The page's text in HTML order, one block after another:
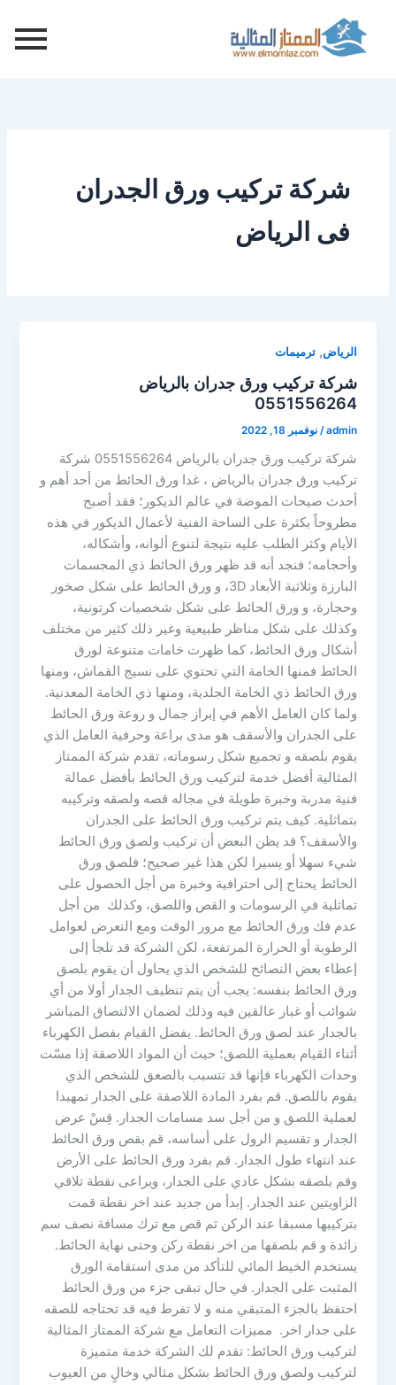
المحتوى
شركة تركيب ورق الجدران
فى الرياض
الرياض,ترميمات
شركة تركيب ورق جدران بالرياض
0551556264
admin
/نوفمبر 18, 2022
شركة تركيب ورق جدران بالرياض 0551556264 شركة
تركيب ورق جدران بالرياض ، غدا ورق الحائط من أحد أهم و
أحدث صيحات الموضة في عالم الديكور؛ فقد أصبح
مطروحاً بكثرة على الساحة الفنية لأعمال الديكور في هذه
الأيام وكثر الطلب عليه نتيجة لتنوع ألوانه، وأشكاله،
وأحجامه؛ فنجد أنه قد ظهر ورق الحائط ذي المجسمات
البارزة وثلاثية الأبعاد 3D، و ورق الحائط على شكل صخور
وحجارة، و ورق الحائط على شكل شخصيات كرتونية،
وكذلك على شكل مناظر طبيعية وغير ذلك كثير من مختلف
أشكال ورق الحائط، كما ظهرت خامات متنوعة لورق
الحائط فمنها الخامة التي تحتوي على نسيج القماش، ومنها
ورق الحائط ذي الخامة الجلدية، ومنها ذي الخامة المعدنية.
ولما كان العامل الأهم في إبراز جمال و روعة ورق الحائط
على الجدران والأسقف هو مدى براعة وحرفية العامل الذي
يقوم بلصقه و تجميع شكل رسوماته، تقدم شركة الممتاز
المثالية أفضل خدمة لتركيب ورق الحائط بأفضل عمالة
فنية مدربة وخبرة طويلة في مجاله قصه ولصقه وتركيبه
بتماثلية. كيف يتم تركيب ورق الحائط على الجدران
والأسقف؟ قد يظن البعض أن تركيب ولصق ورق الحائط
شيء سهلا أو يسيرا لكن هذا غير صحيح؛ فلصق ورق
الحائط يحتاج إلى احترافية وخبرة من أجل الحصول على
تماثلية في الرسومات و القص واللصق، وكذلك من أجل
عدم فك ورق الحائط مع مرور الوقت ومع التعرض لعوامل
الرطوبة أو الحرارة المرتفعة، لكن الشركة قد تلجأ إلى
إعطاء بعض النصائح للشخص الذي يحاول أن يقوم بلصق
ورق الحائط بنفسه: يجب أن يتم تنظيف الجدار أولا من أي
شوائب أو غبار عالقين فيه وذلك لضمان الالتصاق المباشر
بالجدار عند لصق ورق الحائط. يفضل القيام بفصل الكهرباء
أثناء القيام بعملية اللصق؛ حيث أن المواد اللاصقة إذا مسّت
وحدات الكهرباء فإنها قد تتسبب بالصعق للشخص الذي
يقوم باللصق. قم بفرد المادة اللاصقة على الجدار تمهيدا
لعملية اللصق و من أجل سد مسامات الجدار. قِسْ عرض
الجدار و تقسيم الرول على أساسه، قم بقص ورق الحائط
عند انتهاء طول الجدار. قم بفرد ورق الحائط على الأرض
وقم بلصقه بشكل عادي على الجدار، ويراعى نقطة تلاقي
الزاويتين عند الجدار. إبدأ من جديد عند اخر نقطة قمت
بتركيبها مسبقا عند الركن ثم قص مع ترك مسافة نصف سم
زائدة و قم بلصقها من اخر نقطة ركن وحتى نهاية الحائط.
يستخدم الخيط المائي للتأكد من مدى استقامة الورق
المثبت على الجدار. في حال تبقى جزء من ورق الحائط
احتفظ بالجزء المتبقي منه و لا تفرط فيه قد تحتاجه للصقه
على جدار اخر. مميزات التعامل مع شركة الممتاز المثالية
لتركيب ورق الحائط: تقدم لك الشركة خدمة متميزة
لتركيب ولصق ورق الحائط بشكل مثالي وخالٍ من العيوب